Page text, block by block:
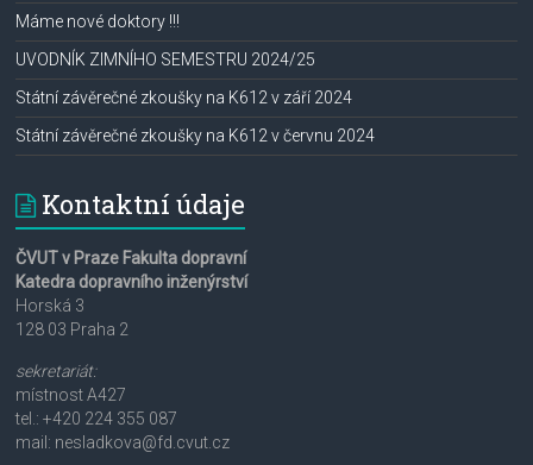
Máme nové doktory !!!
UVODNÍK ZIMNÍHO SEMESTRU 2024/25
Státní závěrečné zkoušky na K612 v září 2024
Státní závěrečné zkoušky na K612 v červnu 2024
Kontaktní údaje
ČVUT v Praze Fakulta dopravní
Katedra dopravního inženýrství
Horská 3
128 03 Praha 2
sekretariát:
místnost A427
tel.: +420 224 355 087
mail: nesladkova@fd.cvut.cz